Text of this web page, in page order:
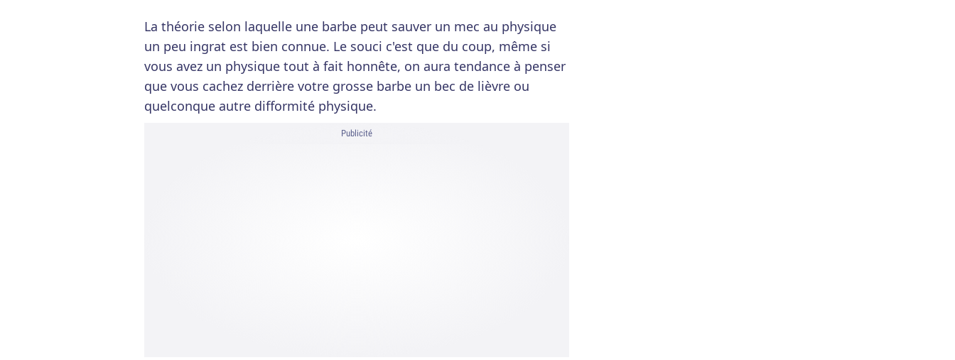
La théorie selon laquelle une barbe peut sauver un mec au physique
un peu ingrat est bien connue. Le souci c'est que du coup, même si
vous avez un physique tout à fait honnête, on aura tendance à penser
que vous cachez derrière votre grosse barbe un bec de lièvre ou
quelconque autre difformité physique.
Publicité